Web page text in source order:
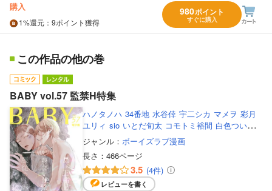
購入
1%還元 ：9ポイント獲得
980ポイント
すぐに購入
この作品の他の巻
BABY vol.57 監禁H特集
ハノタノハ 34番地 水谷倖 宇二シカ マメヲ 彩月
ユリィ sio いとだ旬太 コモトミ裕間 白色ついり
三河尻あび
松本レプリカ すた
ジャンル： ボーイズラブ漫画
長さ： 466ページ
3.5 (4件)
レビューを書く